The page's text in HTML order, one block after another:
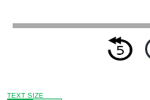
TEXT SIZE